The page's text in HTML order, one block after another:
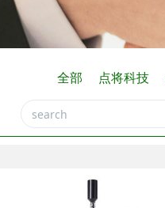
全部 点将科技